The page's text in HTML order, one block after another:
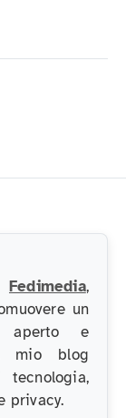
Fedimedia,
un
aperto e
mio blog
privacy.